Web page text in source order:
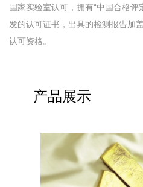
国家实验室认可，拥有“中国合格评
发的认可证书，出具的检测报告加
认可资格。
产品展示